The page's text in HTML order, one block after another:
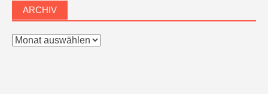
ARCHIV
Archiv